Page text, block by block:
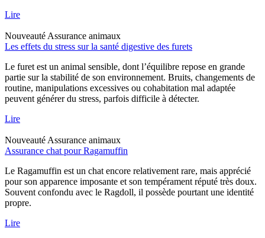
Lire
Nouveauté Assurance animaux
Les effets du stress sur la santé digestive des furets
Le furet est un animal sensible, dont l’équilibre repose en grande
partie sur la stabilité de son environnement. Bruits, changements de
routine, manipulations excessives ou cohabitation mal adaptée
peuvent générer du stress, parfois difficile à détecter.
Lire
Nouveauté Assurance animaux
Assurance chat pour Ragamuffin
Le Ragamuffin est un chat encore relativement rare, mais apprécié
pour son apparence imposante et son tempérament réputé très doux.
Souvent confondu avec le Ragdoll, il possède pourtant une identité
propre.
Lire